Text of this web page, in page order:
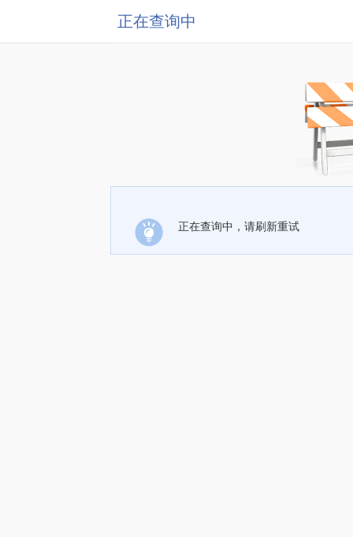
正在查询中
正在查询中，请刷新重试